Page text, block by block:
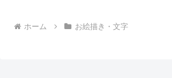
ホーム お絵描き・文字